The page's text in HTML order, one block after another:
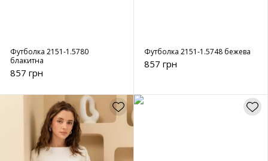
Футболка 2151-1.5780
блакитна
857 грн
Футболка 2151-1.5748 бежева
857 грн